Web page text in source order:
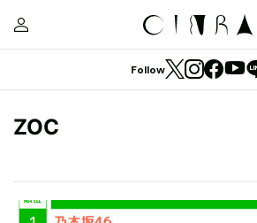
Follow
ZOC